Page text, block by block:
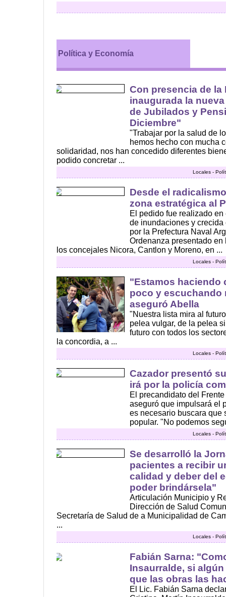
Política y Economía
Con presencia de la
inaugurada la
de Jubilados y
Diciembre"
"Trabajar por la salud de
hemos hecho con mucha
solidaridad, nos han concedido diferentes
podido concretar ...
Locales -
Desde el
zona estratégica al
El pedido fue realizado
de inundaciones y
por la Prefectura Naval
Ordenanza presentado
los concejales Nicora, Cantlon y Moreno, en ...
Locales -
"Estamos haciendo
poco y escuchando
aseguró Abella
"Nuestra lista mira al
pelea vulgar, de la pelea
futuro con todos los
la concordia, a ...
Locales -
Cazador presentó
irá por la policía
El precandidato del
aseguró que impulsará el
es necesario buscara que
popular. "No podemos
Locales -
Se desarrolló la
pacientes a recibir
calidad y deber del
poder brindársela"
Articulación Municipio y
Dirección de Salud
Secretaría de Salud de a Municipalidad de
...
Locales -
Fabián Sarna:
Insaurralde, si
que las obras las
El Lic. Fabián Sarna